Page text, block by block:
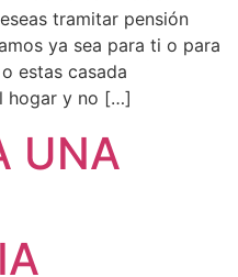
tramitar pensión
ya sea para ti o para
estas casada
hogar y no […]
UNA